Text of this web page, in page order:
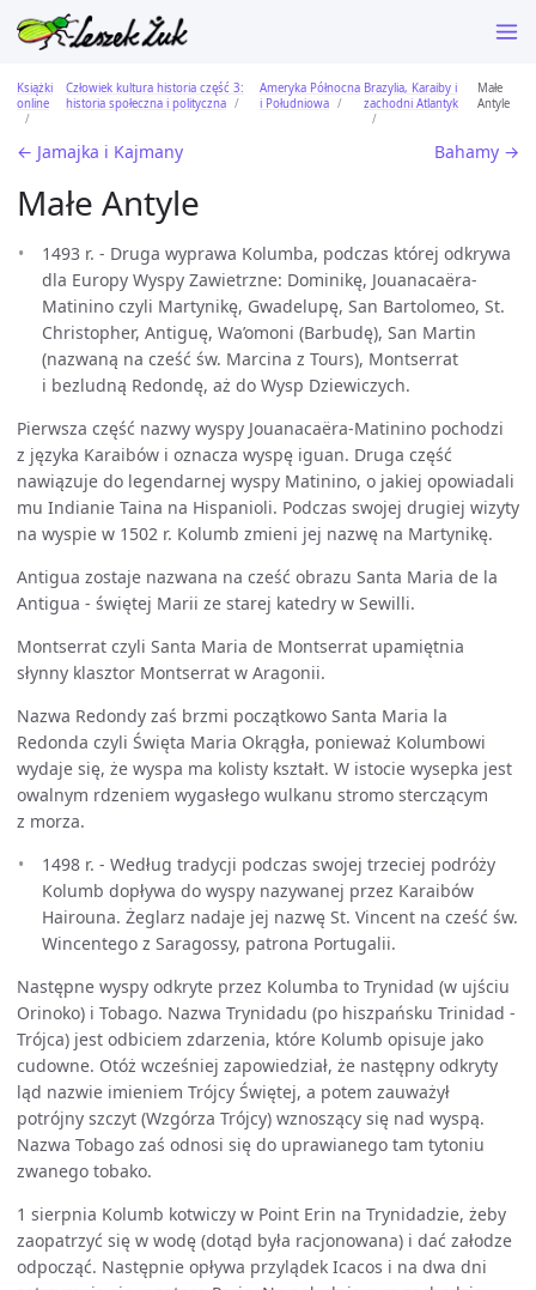
Książki
online
Człowiek kultura historia część 3:
historia społeczna i polityczna
Ameryka Północna
i Południowa
Brazylia, Karaiby i
zachodni Atlantyk
Małe
Antyle
← Jamajka i Kajmany Bahamy →
Małe Antyle
1493 r. - Druga wyprawa Kolumba, podczas której odkrywa
dla Europy Wyspy Zawietrzne: Dominikę, Jouanacaëra-
Matinino czyli Martynikę, Gwadelupę, San Bartolomeo, St.
Christopher, Antiguę, Wa’omoni (Barbudę), San Martin
(nazwaną na cześć św. Marcina z Tours), Montserrat
i bezludną Redondę, aż do Wysp Dziewiczych.
Pierwsza część nazwy wyspy Jouanacaëra-Matinino pochodzi
z języka Karaibów i oznacza wyspę iguan. Druga część
nawiązuje do legendarnej wyspy Matinino, o jakiej opowiadali
mu Indianie Taina na Hispanioli. Podczas swojej drugiej wizyty
na wyspie w 1502 r. Kolumb zmieni jej nazwę na Martynikę.
Antigua zostaje nazwana na cześć obrazu Santa Maria de la
Antigua - świętej Marii ze starej katedry w Sewilli.
Montserrat czyli Santa Maria de Montserrat upamiętnia
słynny klasztor Montserrat w Aragonii.
Nazwa Redondy zaś brzmi początkowo Santa Maria la
Redonda czyli Święta Maria Okrągła, ponieważ Kolumbowi
wydaje się, że wyspa ma kolisty kształt. W istocie wysepka jest
owalnym rdzeniem wygasłego wulkanu stromo sterczącym
z morza.
1498 r. - Według tradycji podczas swojej trzeciej podróży
Kolumb dopływa do wyspy nazywanej przez Karaibów
Hairouna. Żeglarz nadaje jej nazwę St. Vincent na cześć św.
Wincentego z Saragossy, patrona Portugalii.
Następne wyspy odkryte przez Kolumba to Trynidad (w ujściu
Orinoko) i Tobago. Nazwa Trynidadu (po hiszpańsku Trinidad -
Trójca) jest odbiciem zdarzenia, które Kolumb opisuje jako
cudowne. Otóż wcześniej zapowiedział, że następny odkryty
ląd nazwie imieniem Trójcy Świętej, a potem zauważył
potrójny szczyt (Wzgórza Trójcy) wznoszący się nad wyspą.
Nazwa Tobago zaś odnosi się do uprawianego tam tytoniu
zwanego tobako.
1 sierpnia Kolumb kotwiczy w Point Erin na Trynidadzie, żeby
zaopatrzyć się w wodę (dotąd była racjonowana) i dać załodze
odpocząć. Następnie opływa przylądek Icacos i na dwa dni